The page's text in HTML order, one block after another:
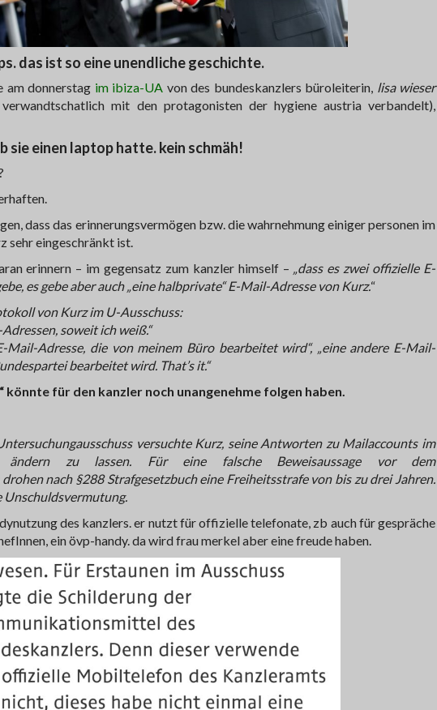
das ist so eine unendliche geschichte.
am donnerstag im ibiza-UA von des bundeskanzlers büroleiterin, lisa wieser
mit den protagonisten der hygiene austria verbandelt),
sie einen laptop hatte. kein schmäh!
dass das erinnerungsvermögen bzw. die wahrnehmung einiger personen im
sehr eingeschränkt ist.
erinnern – im gegensatz zum kanzler himself – „dass es zwei offizielle E-
es gebe aber auch „eine halbprivate“ E-Mail-Adresse von Kurz.“
von Kurz im U-Ausschuss:
soweit ich weiß.“
Mail-Adresse, die von meinem Büro bearbeitet wird“, „eine andere E-Mail-
bearbeitet wird. That’s it.“
könnte für den kanzler noch unangenehme folgen haben.
versuchte Kurz, seine Antworten zu Mailaccounts im
ändern zu lassen. Für eine falsche Beweisaussage vor dem
nach §288 Strafgesetzbuch eine Freiheitsstrafe von bis zu drei Jahren.
Unschuldsvermutung.
des kanzlers. er nutzt für offizielle telefonate, zb auch für gespräche
ein övp-handy. da wird frau merkel aber eine freude haben.